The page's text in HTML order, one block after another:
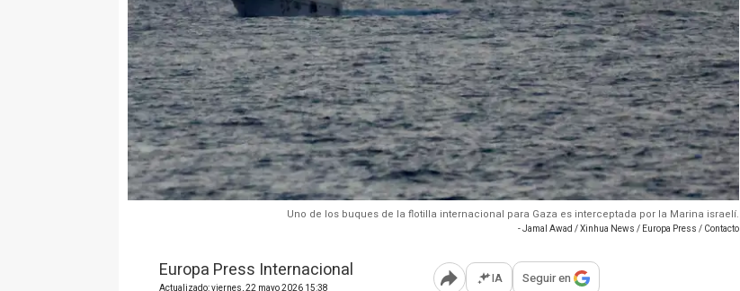
Uno de los buques de la flotilla internacional para Gaza es interceptada por la Marina israelí.
- Jamal Awad / Xinhua News / Europa Press / Contacto
Europa Press Internacional IA Seguir en